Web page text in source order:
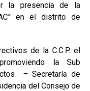
la presencia de la
en el distrito de
de la C.C.P. el
la Sub
– Secretaría de
del Consejo de